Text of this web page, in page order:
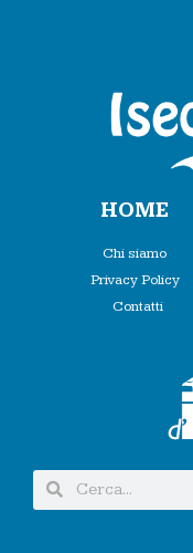
HOME
Chi siamo
Privacy Policy
Contatti